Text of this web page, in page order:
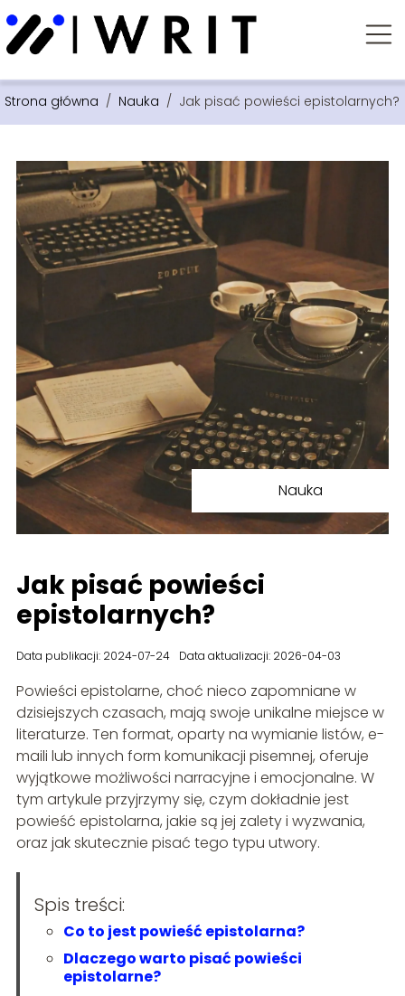
Strona główna / Nauka / Jak pisać powieści epistolarnych?
Nauka
Jak pisać powieści
epistolarnych?
Data publikacji: 2024-07-24 Data aktualizacji: 2026-04-03
Powieści epistolarne, choć nieco zapomniane w
dzisiejszych czasach, mają swoje unikalne miejsce w
literaturze. Ten format, oparty na wymianie listów, e-
maili lub innych form komunikacji pisemnej, oferuje
wyjątkowe możliwości narracyjne i emocjonalne. W
tym artykule przyjrzymy się, czym dokładnie jest
powieść epistolarna, jakie są jej zalety i wyzwania,
oraz jak skutecznie pisać tego typu utwory.
Spis treści:
Co to jest powieść epistolarna?
Dlaczego warto pisać powieści
epistolarne?